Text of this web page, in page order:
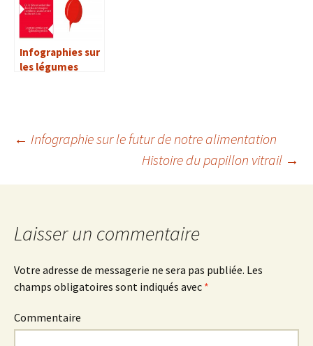
Infographies sur
les légumes
Navigation
des
articles
← Infographie sur le futur de notre alimentation
Histoire du papillon vitrail →
Laisser un commentaire
Votre adresse de messagerie ne sera pas publiée. Les
champs obligatoires sont indiqués avec *
Commentaire